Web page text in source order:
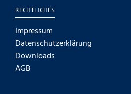
RECHTLICHES
Impressum
Datenschutzerklärung
Downloads
AGB